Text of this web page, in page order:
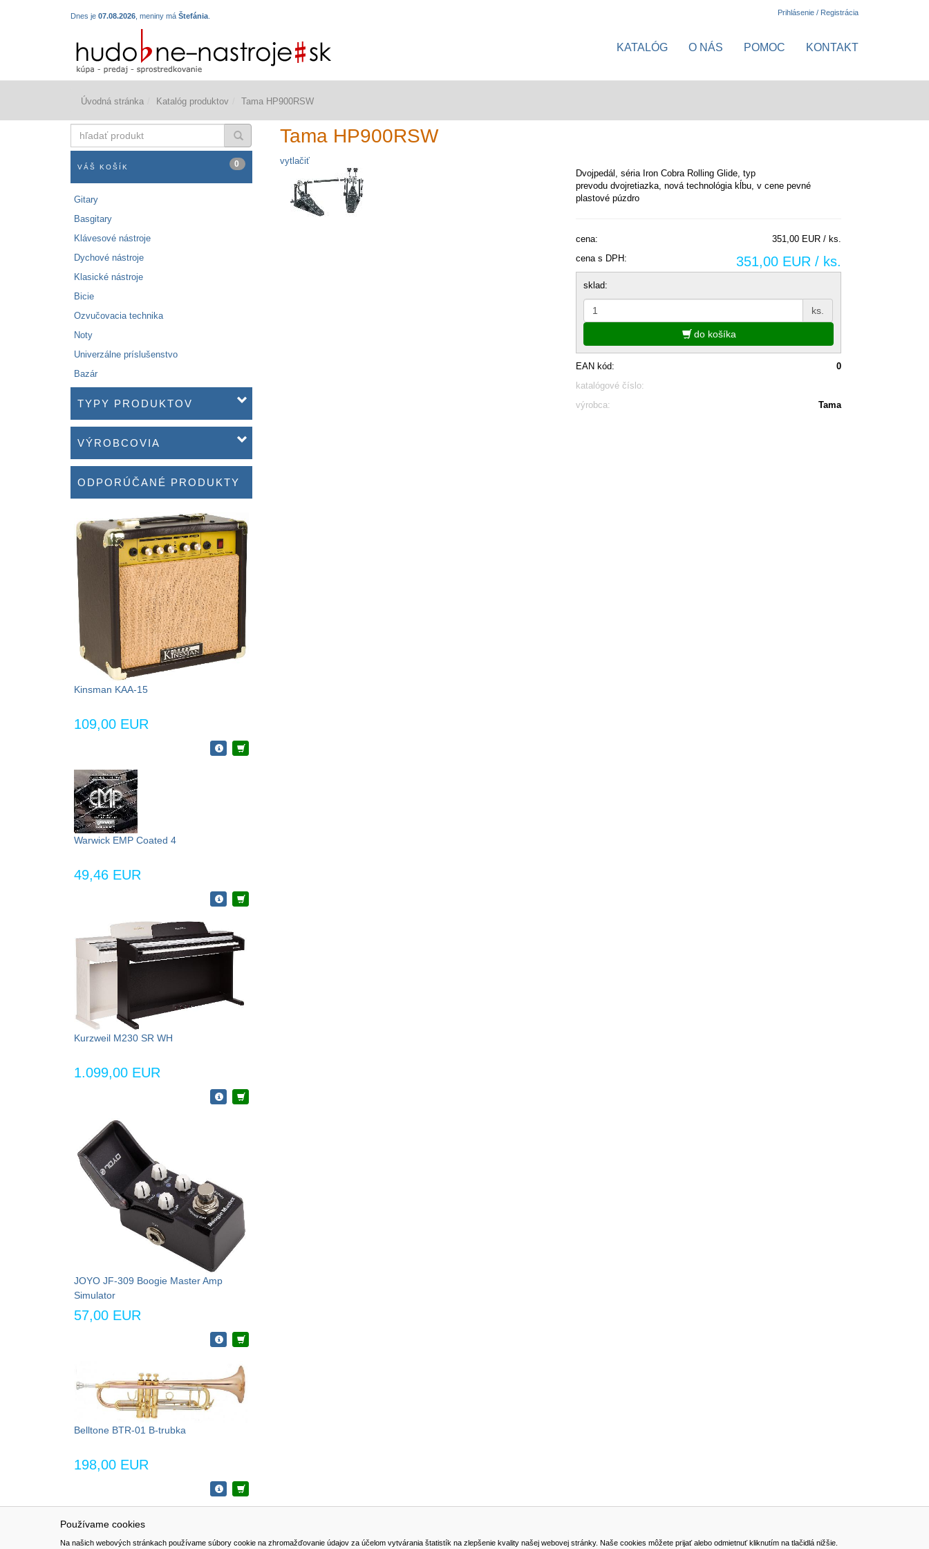
Používame cookies
Na našich webových stránkach používame súbory cookie na zhromažďovanie údajov za účelom vytvárania štatistík na zlepšenie kvality našej webovej stránky. Naše cookies môžete prijať alebo odmietnuť kliknutím na tlačidlá nižšie.
Dnes je 07.08.2026 , meniny má Štefánia Prihlásenie / Registrácia
KATALÓG O NÁS POMOC KONTAKT
Úvodná stránka Katalóg produktov Tama HP900RSW
produkt
VÁŠ KOŠÍK 0
Gitary
Basgitary
Klávesové nástroje
Dychové nástroje
Klasické nástroje
Bicie
Ozvučovacia technika
Noty
Univerzálne príslušenstvo
Bazár
TYPY PRODUKTOV
VÝROBCOVIA
ODPORÚČANÉ PRODUKTY
Kinsman KAA-15
109,00 EUR
Warwick EMP Coated 4
49,46 EUR
Kurzweil M230 SR WH
1.099,00 EUR
JOYO JF-309 Boogie Master Amp
Simulator
57,00 EUR
Belltone BTR-01 B-trubka
198,00 EUR
Tama HP900RSW
vytlačiť
Dvojpedál, séria Iron Cobra Rolling Glide, typ
prevodu dvojretiazka, nová technológia kĺbu, v cene pevné
plastové púzdro
cena:
351,00 EUR / ks.
cena s DPH:
351,00 EUR / ks.
sklad:
ks.
do košíka
EAN kód:
0
katalógové číslo:
výrobca:
Tama